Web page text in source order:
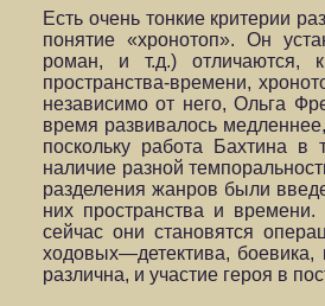
Есть очень тонкие критерии
понятие «хронотоп». Он
роман, и т.д.) отличаются,
пространства-времени,
независимо от него, Ольга
время развивалось
поскольку работа Бахтина
наличие разной
разделения жанров были
них пространства и
сейчас они становятся
ходовых—детектива, боевика,
различна, и участие героя в